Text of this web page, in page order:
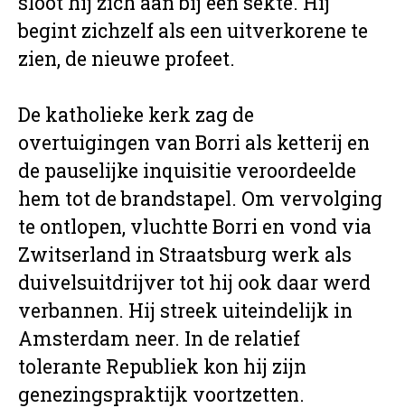
begint zichzelf als een uitverkorene te
zien, de nieuwe profeet.
De katholieke kerk zag de
overtuigingen van Borri als ketterij en
de pauselijke inquisitie veroordeelde
hem tot de brandstapel. Om vervolging
te ontlopen, vluchtte Borri en vond via
Zwitserland in Straatsburg werk als
duivelsuitdrijver tot hij ook daar werd
verbannen. Hij streek uiteindelijk in
Amsterdam neer. In de relatief
tolerante Republiek kon hij zijn
genezingspraktijk voortzetten.